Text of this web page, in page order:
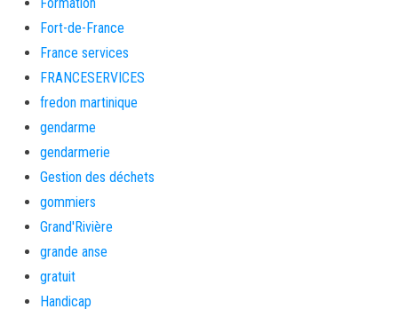
Fort-de-France
France services
FRANCESERVICES
fredon martinique
gendarme
gendarmerie
Gestion des déchets
gommiers
Grand'Rivière
grande anse
gratuit
Handicap